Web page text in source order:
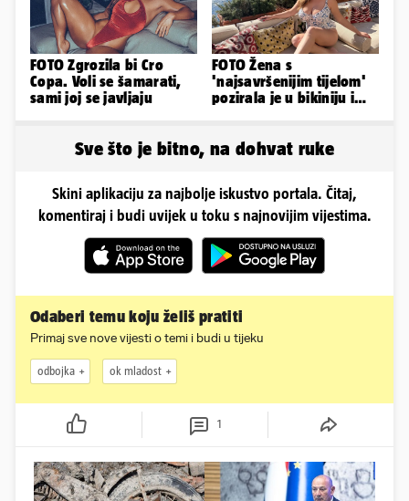
FOTO Zgrozila bi Cro
Copa. Voli se šamarati,
sami joj se javljaju
FOTO Žena s
'najsavršenijim tijelom'
pozirala je u bikiniju i
Sve što je bitno, na dohvat ruke
Skini aplikaciju za najbolje iskustvo portala. Čitaj,
komentiraj i budi uvijek u toku s najnovijim vijestima.
Odaberi temu koju želiš pratiti
Primaj sve nove vijesti o temi i budi u tijeku
odbojka ok mladost
1